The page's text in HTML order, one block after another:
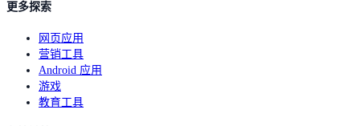
更多探索
网页应用
营销工具
Android 应用
游戏
教育工具